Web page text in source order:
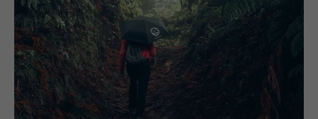
UTILITÉ
Enregistre un identifiant unique sur les
appareils mobiles afin de permettre un
suivi se basant sur une localisation GPS
géographique.
NOM VISITOR_INFO1_LIVE